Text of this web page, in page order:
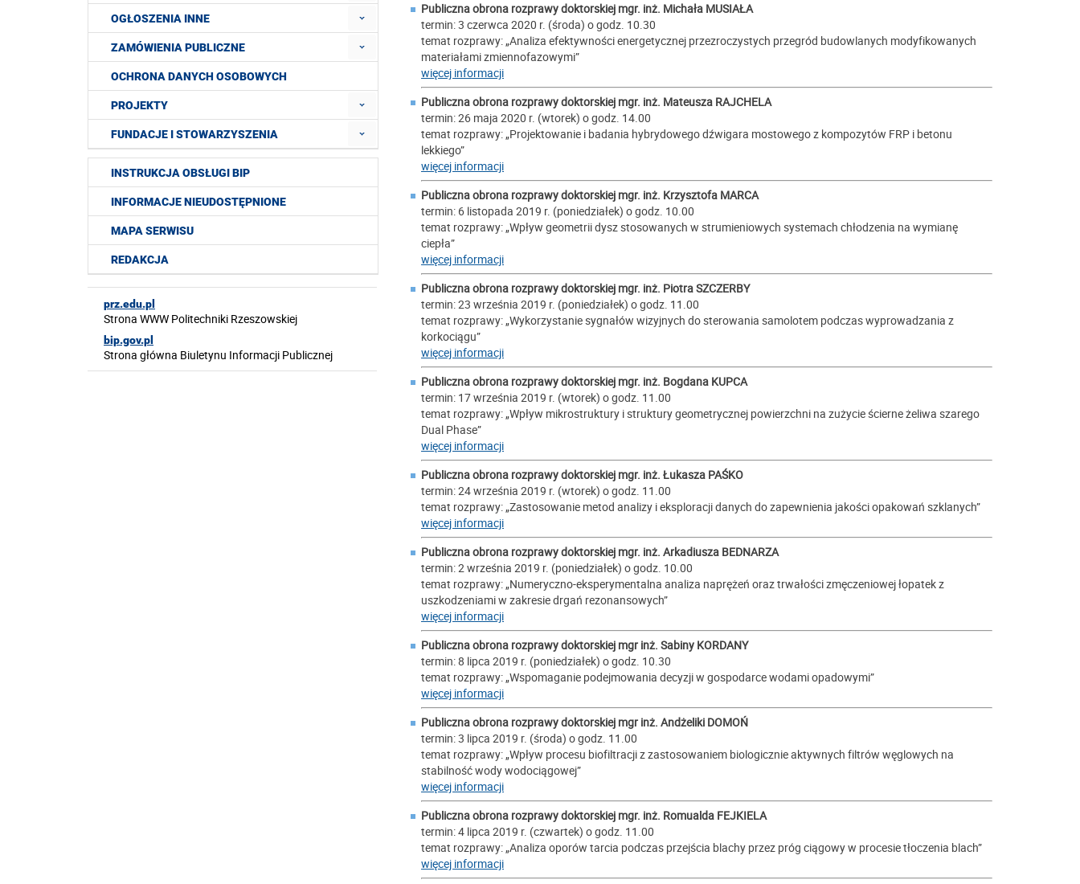
Publiczna obrona rozprawy doktorskiej mgr. inż. Michała MUSIAŁA
termin: 3 czerwca 2020 r. (środa) o godz. 10.30
temat rozprawy: „Analiza efektywności energetycznej przezroczystych przegród budowlanych modyfikowanych
materiałami zmiennofazowymi”
więcej informacji
Publiczna obrona rozprawy doktorskiej mgr. inż. Mateusza RAJCHELA
termin: 26 maja 2020 r. (wtorek) o godz. 14.00
temat rozprawy: „Projektowanie i badania hybrydowego dźwigara mostowego z kompozytów FRP i betonu
lekkiego”
więcej informacji
Publiczna obrona rozprawy doktorskiej mgr. inż. Krzysztofa MARCA
termin: 6 listopada 2019 r. (poniedziałek) o godz. 10.00
temat rozprawy: „Wpływ geometrii dysz stosowanych w strumieniowych systemach chłodzenia na wymianę
ciepła”
więcej informacji
Publiczna obrona rozprawy doktorskiej mgr. inż. Piotra SZCZERBY
termin: 23 września 2019 r. (poniedziałek) o godz. 11.00
temat rozprawy: „Wykorzystanie sygnałów wizyjnych do sterowania samolotem podczas wyprowadzania z
korkociągu”
więcej informacji
Publiczna obrona rozprawy doktorskiej mgr. inż. Bogdana KUPCA
termin: 17 września 2019 r. (wtorek) o godz. 11.00
temat rozprawy: „Wpływ mikrostruktury i struktury geometrycznej powierzchni na zużycie ścierne żeliwa szarego
Dual Phase”
więcej informacji
Publiczna obrona rozprawy doktorskiej mgr. inż. Łukasza PAŚKO
termin: 24 września 2019 r. (wtorek) o godz. 11.00
temat rozprawy: „Zastosowanie metod analizy i eksploracji danych do zapewnienia jakości opakowań szklanych”
więcej informacji
Publiczna obrona rozprawy doktorskiej mgr. inż. Arkadiusza BEDNARZA
termin: 2 września 2019 r. (poniedziałek) o godz. 10.00
temat rozprawy: „Numeryczno-eksperymentalna analiza naprężeń oraz trwałości zmęczeniowej łopatek z
uszkodzeniami w zakresie drgań rezonansowych”
więcej informacji
Publiczna obrona rozprawy doktorskiej mgr inż. Sabiny KORDANY
termin: 8 lipca 2019 r. (poniedziałek) o godz. 10.30
temat rozprawy: „Wspomaganie podejmowania decyzji w gospodarce wodami opadowymi”
więcej informacji
Publiczna obrona rozprawy doktorskiej mgr inż. Andżeliki DOMOŃ
termin: 3 lipca 2019 r. (środa) o godz. 11.00
temat rozprawy: „Wpływ procesu biofiltracji z zastosowaniem biologicznie aktywnych filtrów węglowych na
stabilność wody wodociągowej”
więcej informacji
Publiczna obrona rozprawy doktorskiej mgr. inż. Romualda FEJKIELA
termin: 4 lipca 2019 r. (czwartek) o godz. 11.00
temat rozprawy: „Analiza oporów tarcia podczas przejścia blachy przez próg ciągowy w procesie tłoczenia blach”
więcej informacji
OGŁOSZENIA INNE
ZAMÓWIENIA PUBLICZNE
OCHRONA DANYCH OSOBOWYCH
PROJEKTY
FUNDACJE I STOWARZYSZENIA
INSTRUKCJA OBSŁUGI BIP
INFORMACJE NIEUDOSTĘPNIONE
MAPA SERWISU
REDAKCJA
prz.edu.pl
Strona WWW Politechniki Rzeszowskiej
bip.gov.pl
Strona główna Biuletynu Informacji Publicznej